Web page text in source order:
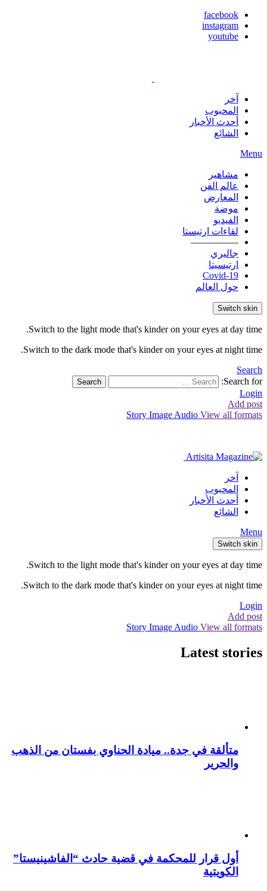
facebook
instagram
youtube
آخر
المحبوب
أحدث الأخبار
الشائع
Menu
مشاهير
عالم الفن
المعارض
موضة
الفيديو
لقاءات ارتيستا
—————
جاليري
ارتيسيتا
Covid-19
حول العالم
Switch skin
Switch to the light mode that's kinder on your eyes at day time.
Switch to the dark mode that's kinder on your eyes at night time.
Search
Search for:
Search
Login
Add post
Story Image Audio View all formats
آخر
المحبوب
أحدث الأخبار
الشائع
Menu
Switch skin
Switch to the light mode that's kinder on your eyes at day time.
Switch to the dark mode that's kinder on your eyes at night time.
Login
Add post
Story Image Audio View all formats
Latest stories
متألقة في جدة.. ميادة الحناوي بفستان من الذهب
والحرير
أول قرار للمحكمة في قضية حادث “الفاشينيستا”
الكويتية